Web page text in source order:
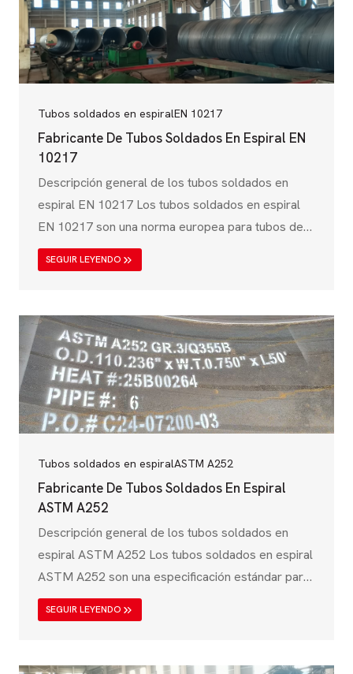
10219 garantiza que los tubos de acero tengan
una alta resistencia mecánica, resistencia a la
corrosión y fiabilidad estructural.....
Tubos soldados en espiralEN 10217
Fabricante De Tubos Soldados En Espiral EN
10217
Descripción general de los tubos soldados en
espiral EN 10217 Los tubos soldados en espiral
EN 10217 son una norma europea para tubos de
acero soldados utilizados en aplicaciones a
presión como calderas, tuberías y sistemas de
sido emitida por el Comité Europeo de
Normalización (CEN) y se aplica a los tubos de
acero soldados para fines de presión,
garantizando una alta…
SEGUIR LEYENDO
Tubos soldados en espiralASTM A252
Fabricante De Tubos Soldados En Espiral
ASTM A252
Descripción general de los tubos soldados en
espiral ASTM A252 Los tubos soldados en espiral
ASTM A252 son una especificación estándar para
tubos de acero soldados y sin soldadura utilizados
en aplicaciones estructurales como pilotes,
infraestructuras. Esta norma, emitida por la
SEGUIR LEYENDO